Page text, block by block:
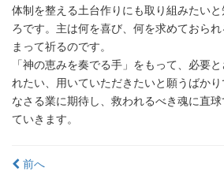
体制を整える土台作りにも取り組みたい
ろです。主は何を喜び、何を求めておら
まって祈るのです。
「神の恵みを奏でる手」をもって、必要
れたい、用いていただきたいと願うばか
なさる業に期待し、救われるべき魂に直
ていきます。
投前へ